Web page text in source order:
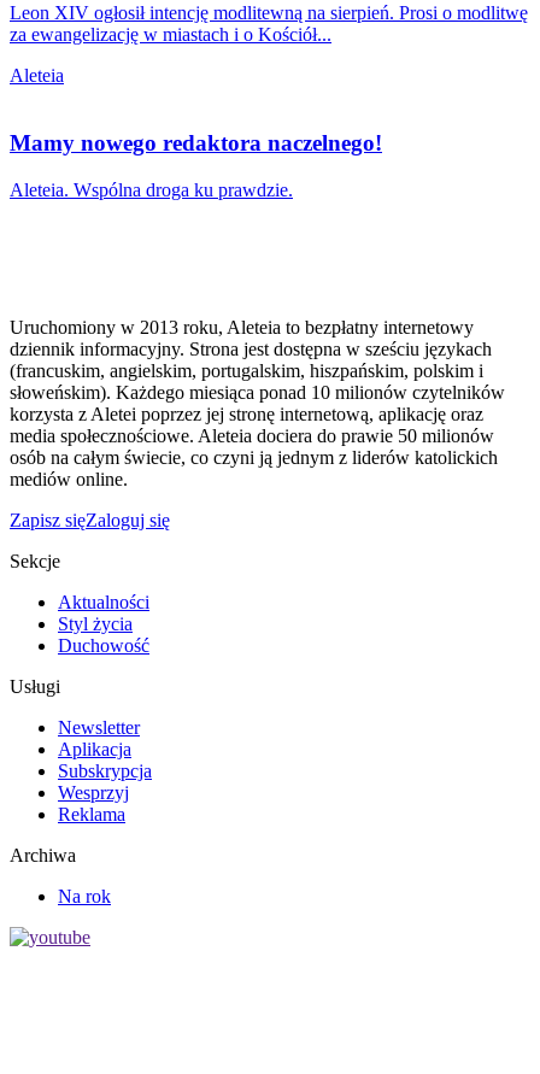
Leon XIV ogłosił intencję modlitewną na sierpień. Prosi o modlitwę
za ewangelizację w miastach i o Kościół...
Aleteia
Mamy nowego redaktora naczelnego!
Aleteia. Wspólna droga ku prawdzie.
Uruchomiony w 2013 roku, Aleteia to bezpłatny internetowy
dziennik informacyjny. Strona jest dostępna w sześciu językach
(francuskim, angielskim, portugalskim, hiszpańskim, polskim i
słoweńskim). Każdego miesiąca ponad 10 milionów czytelników
korzysta z Aletei poprzez jej stronę internetową, aplikację oraz
media społecznościowe. Aleteia dociera do prawie 50 milionów
osób na całym świecie, co czyni ją jednym z liderów katolickich
mediów online.
Zapisz sięZaloguj się
Sekcje
Aktualności
Styl życia
Duchowość
Usługi
Newsletter
Aplikacja
Subskrypcja
Wesprzyj
Reklama
Archiwa
Na rok